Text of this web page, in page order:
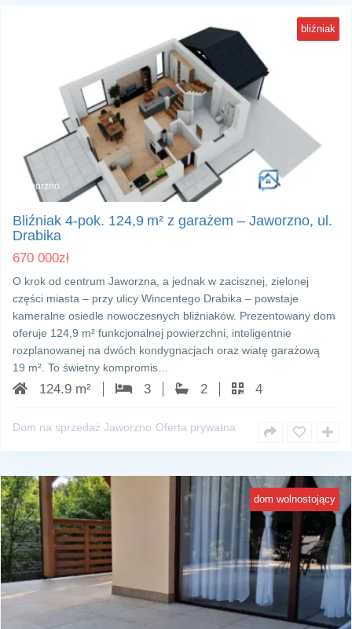
bliźniak
Jaworzno
Bliźniak 4‑pok. 124,9 m² z garażem – Jaworzno, ul.
Drabika
670 000zł
O krok od centrum Jaworzna, a jednak w zacisznej, zielonej
części miasta – przy ulicy Wincentego Drabika – powstaje
kameralne osiedle nowoczesnych bliźniaków. Prezentowany dom
oferuje 124,9 m² funkcjonalnej powierzchni, inteligentnie
rozplanowanej na dwóch kondygnacjach oraz wiatę garażową
19 m². To świetny kompromis…
124.9 m² 3 2 4
Dom na sprzedaż Jaworzno Oferta prywatna
dom wolnostojący